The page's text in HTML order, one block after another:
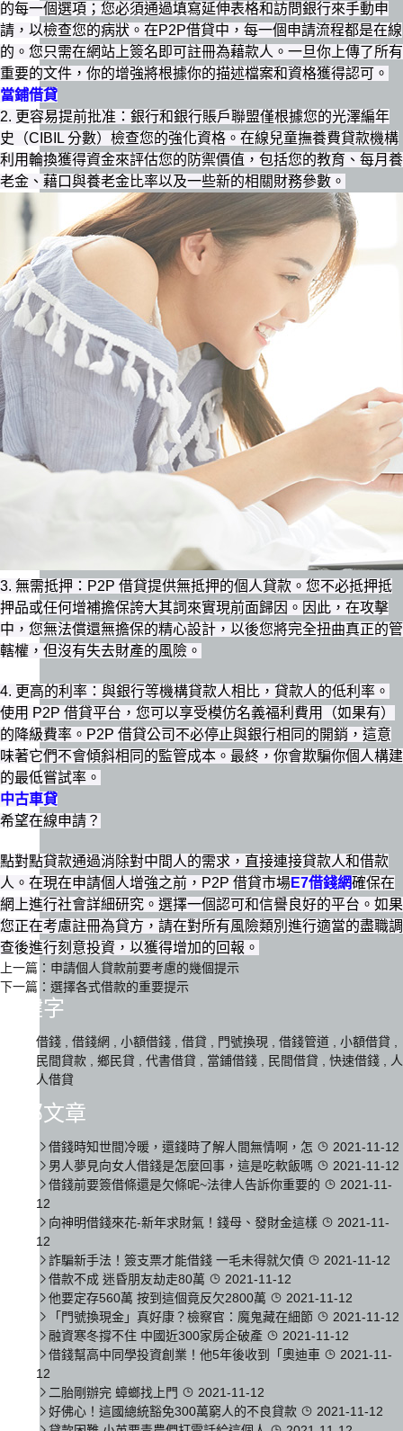
的每一個選項；您必須通過填寫延伸表格和訪問銀行來手動申
請，以檢查您的病狀。在P2P借貸中，每一個申請流程都是在線
的。您只需在網站上簽名即可註冊為藉款人。一旦你上傳了所有
重要的文件，你的增強將根據你的描述檔案和資格獲得認可。
當鋪借貸
2. 更容易提前批准：銀行和銀行賬戶聯盟僅根據您的光澤編年
史（CIBIL 分數）檢查您的強化資格。在線兒童撫養費貸款機構
利用輪換獲得資金來評估您的防禦價值，包括您的教育、每月養
老金、藉口與養老金比率以及一些新的相關財務參數。
3. 無需抵押：P2P 借貸提供無抵押的個人貸款。您不必抵押抵
押品或任何增補擔保誇大其詞來實現前面歸因。因此，在攻擊
中，您無法償還無擔保的精心設計，以後您將完全扭曲真正的管
轄權，但沒有失去財產的風險。
4. 更高的利率：與銀行等機構貸款人相比，貸款人的低利率。
使用 P2P 借貸平台，您可以享受模仿名義福利費用（如果有）
的降級費率。P2P 借貸公司不必停止與銀行相同的開銷，這意
味著它們不會傾斜相同的監管成本。最終，你會欺騙你個人構建
的最低嘗試率。
中古車貸
希望在線申請？
點對點貸款通過消除對中間人的需求，直接連接貸款人和借款
人。在現在申請個人增強之前，P2P 借貸市場E7借錢網確保在
網上進行社會詳細研究。選擇一個認可和信譽良好的平台。如果
您正在考慮註冊為貸方，請在對所有風險類別進行適當的盡職調
查後進行刻意投資，以獲得增加的回報。
上一篇： 申請個人貸款前要考慮的幾個提示
下一篇： 選擇各式借款的重要提示
關鍵字
借錢 借錢網 小額借錢 借貸 門號換現 借錢管道 小額借貸
民間貸款
鄉民貸 代書借貸 當鋪借錢 民間借貸 快速借錢
人
人借貸
全部文章
借錢時知世間冷暖，還錢時了解人間無情啊，怎
2021-11-12
男人夢見向女人借錢是怎麼回事，這是吃軟飯嗎
2021-11-12
借錢前要簽借條還是欠條呢~法律人告訴你重要的
2021-11-
12
向神明借錢來花-新年求財氣！錢母、發財金這樣
2021-11-
12
詐騙新手法！簽支票才能借錢 一毛未得就欠債
2021-11-12
借款不成 迷昏朋友劫走80萬
2021-11-12
他要定存560萬 按到這個竟反欠2800萬
2021-11-12
「門號換現金」真好康？檢察官：魔鬼藏在細節
2021-11-12
融資寒冬撐不住 中國近300家房企破產
2021-11-12
借錢幫高中同學投資創業！他5年後收到「奧迪車
2021-11-
12
二胎剛辦完 蟑螂找上門
2021-11-12
好佛心！這國總統豁免300萬窮人的不良貸款
2021-11-12